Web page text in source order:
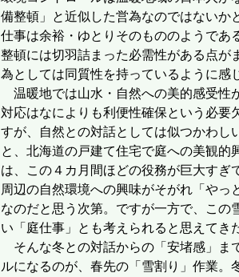
備整頓」と近似した営為なのではないか
仕事は余裕・ゆとりそのもののようであ
整頓には切羽詰まった必需性がある点が
為としては同質性を持っているように感
温暖地では山水・自然への美的感受性
対応はなによりも利便性確保という必要
すが、自然との対話としては似つかわし
と、北海道の戸建て住宅で庭への美観的
は、この４カ月間ほどの役務が巨大すぎ
周辺の自然環境への興味がそがれ「やっ
なのだと思う次第。ですが一方で、この
い「庭仕事」とも考えられると思えてき
そんな冬との対話からの「安堵感」ま
ルになるのが、春先の「雪割り」作業。